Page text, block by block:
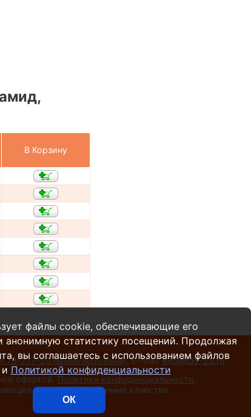
В Корзину
73-777-20(звонок бесплатный),E-mail:info@tds-25.ru
офертой. Политика конфиденциальности
ее эксплуатационные качества.
файлы cookie, обеспечивающие его
анонимную статистику посещений. Продолжая
вы соглашаетесь с использованием файлов
Политикой конфиденциальности
ОК